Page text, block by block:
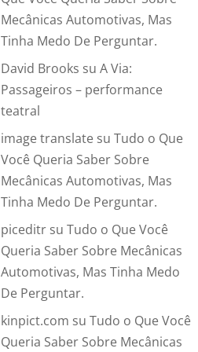
Mecânicas Automotivas, Mas
Tinha Medo De Perguntar.
David Brooks suA Via:
Passageiros – performance
teatral
image translate suTudo o Que
Você Queria Saber Sobre
Mecânicas Automotivas, Mas
Tinha Medo De Perguntar.
piceditr suTudo o Que Você
Queria Saber Sobre Mecânicas
Automotivas, Mas Tinha Medo
De Perguntar.
kinpict.com suTudo o Que Você
Queria Saber Sobre Mecânicas